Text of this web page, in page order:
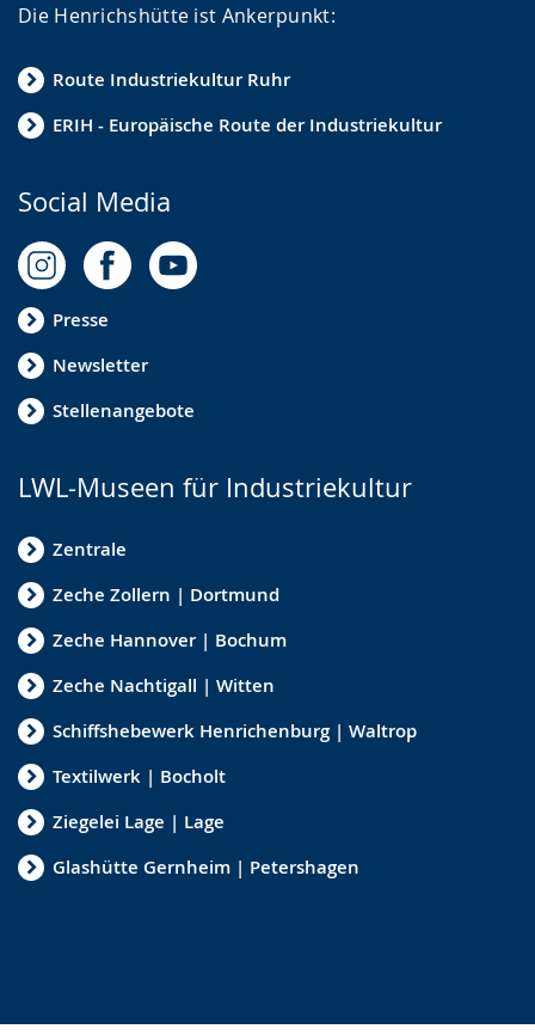
Die Henrichshütte ist Ankerpunkt:
Route Industriekultur Ruhr
ERIH - Europäische Route der Industriekultur
Social Media
Presse
Newsletter
Stellenangebote
LWL-Museen für Industriekultur
Zentrale
Zeche Zollern | Dortmund
Zeche Hannover | Bochum
Zeche Nachtigall | Witten
Schiffshebewerk Henrichenburg | Waltrop
Textilwerk | Bocholt
Ziegelei Lage | Lage
Glashütte Gernheim | Petershagen